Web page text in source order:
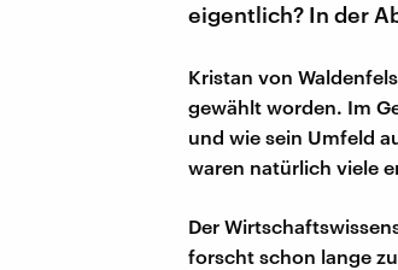
eigentlich? In der
Kristan von
gewählt worden. Im
und wie sein Umfeld
waren natürlich viele
Der
forscht schon lange